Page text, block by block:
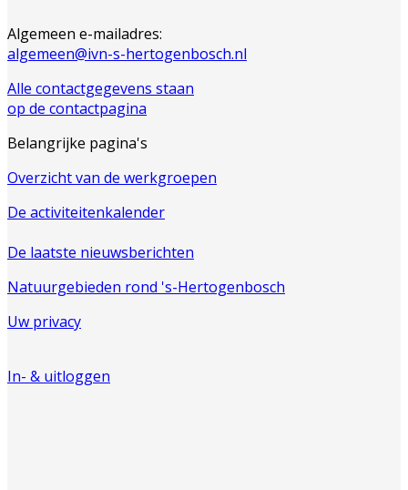
Algemeen e-mailadres:
algemeen@ivn-s-hertogenbosch.nl
Alle contactgegevens staan
op de contactpagina
Belangrijke pagina's
Overzicht van de werkgroepen
De activiteitenkalender
De laatste nieuwsberichten
Natuurgebieden rond 's-Hertogenbosch
Uw privacy
In- & uitloggen